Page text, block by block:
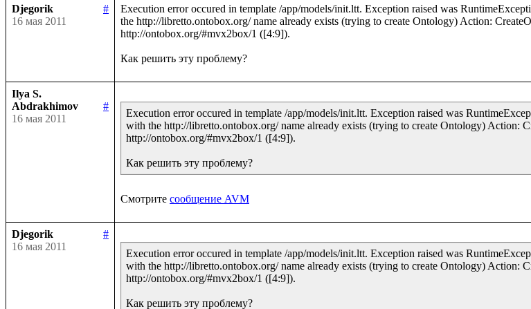
Djegorik
#
16 мая 2011
Execution error occured in template /app/models/init.ltt. Exception raised was
the http://libretto.ontobox.org/ name already exists (trying to create Ontology) Action:
http://ontobox.org/#mvx2box/1 ([4:9]).
Ilya S.
Abdrakhimov
#
16 мая 2011
Execution error occured in template /app/models/init.ltt. Exception raised was
with the http://libretto.ontobox.org/ name already exists (trying to create Ontology)
http://ontobox.org/#mvx2box/1 ([4:9]).
Смотрите сообщение AVM
Djegorik
#
16 мая 2011
Execution error occured in template /app/models/init.ltt. Exception raised was
with the http://libretto.ontobox.org/ name already exists (trying to create Ontology)
http://ontobox.org/#mvx2box/1 ([4:9]).